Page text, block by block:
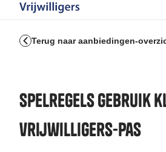
Terug naar aanbiedingen-
Spelregels gebruik
vrijwilligers-pas